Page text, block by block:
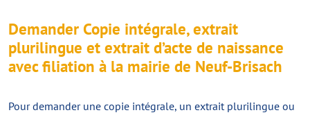
Demander Copie intégrale, extrait
plurilingue et extrait d’acte de naissance
avec filiation à la mairie de Neuf-Brisach
Pour demander une copie intégrale, un extrait plurilingue ou